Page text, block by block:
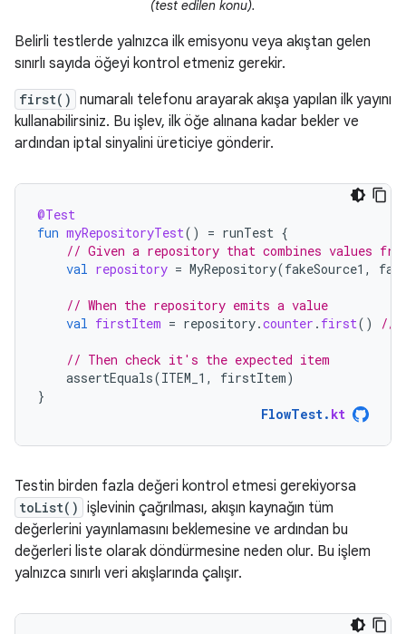
(test edilen konu).
Belirli testlerde yalnızca ilk emisyonu veya akıştan gelen
sınırlı sayıda öğeyi kontrol etmeniz gerekir.
first() numaralı telefonu arayarak akışa yapılan ilk yayını
kullanabilirsiniz. Bu işlev, ilk öğe alınana kadar bekler ve
ardından iptal sinyalini üreticiye gönderir.
@Test
fun myRepositoryTest() = runTest {
// Given a repository that combines values
val repository = MyRepository(fakeSource1 ,
// When the repository emits a value
val firstItem = repository.counter . first() //
// Then check it's the expected item
assertEquals(ITEM_1 , firstItem)
}
FlowTest. kt
Testin birden fazla değeri kontrol etmesi gerekiyorsa
toList() işlevinin çağrılması, akışın kaynağın tüm
değerlerini yayınlamasını beklemesine ve ardından bu
değerleri liste olarak döndürmesine neden olur. Bu işlem
yalnızca sınırlı veri akışlarında çalışır.